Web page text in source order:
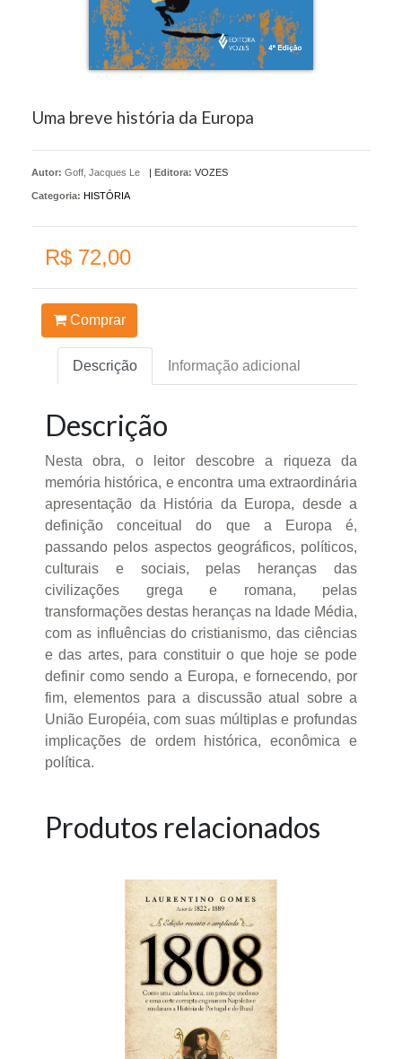
Uma breve história da Europa
Autor: Goff, Jacques Le | Editora: VOZES
Categoria: HISTÓRIA
R$ 72,00
Comprar
Descrição Informação adicional
Descrição
Nesta obra, o leitor descobre a riqueza da
memória histórica, e encontra uma extraordinária
apresentação da História da Europa, desde a
definição conceitual do que a Europa é,
passando pelos aspectos geográficos, políticos,
culturais e sociais, pelas heranças das
civilizações grega e romana, pelas
transformações destas heranças na Idade Média,
com as influências do cristianismo, das ciências
e das artes, para constituir o que hoje se pode
definir como sendo a Europa, e fornecendo, por
fim, elementos para a discussão atual sobre a
União Européia, com suas múltiplas e profundas
implicações de ordem histórica, econômica e
política.
Produtos relacionados